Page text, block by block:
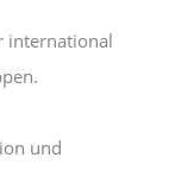
international
und